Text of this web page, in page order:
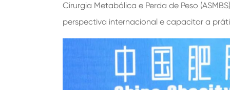
Cirurgia Metabólica e Perda de Peso
perspectiva internacional e capacitar a